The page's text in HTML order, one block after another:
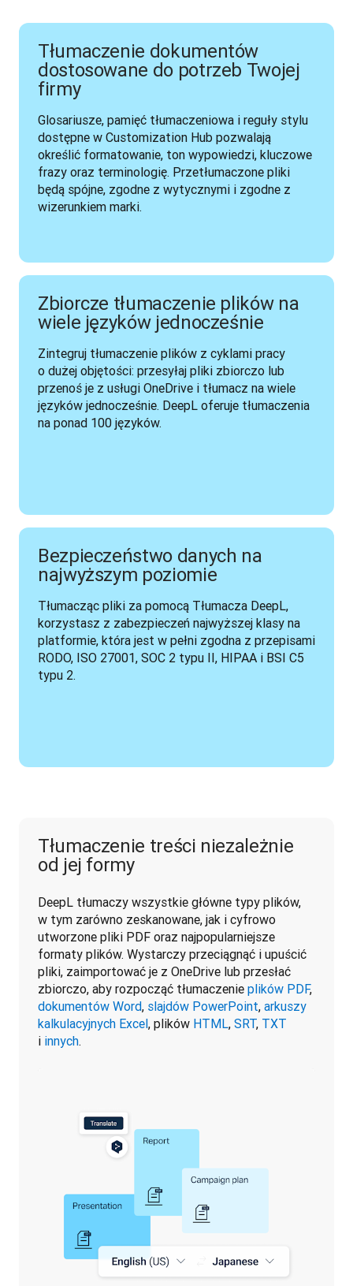
Tłumaczenie dokumentów
dostosowane do potrzeb Twojej
firmy
Glosariusze, pamięć tłumaczeniowa i reguły stylu
dostępne w Customization Hub pozwalają
określić formatowanie, ton wypowiedzi, kluczowe
frazy oraz terminologię. Przetłumaczone pliki
będą spójne, zgodne z wytycznymi i zgodne z
wizerunkiem marki.
Zbiorcze tłumaczenie plików na
wiele języków jednocześnie
Zintegruj tłumaczenie plików z cyklami pracy
o dużej objętości: przesyłaj pliki zbiorczo lub
przenoś je z usługi OneDrive i tłumacz na wiele
języków jednocześnie. DeepL oferuje tłumaczenia
na ponad 100 języków.
Bezpieczeństwo danych na
najwyższym poziomie
Tłumacząc pliki za pomocą Tłumacza DeepL,
korzystasz z zabezpieczeń najwyższej klasy na
platformie, która jest w pełni zgodna z przepisami
RODO, ISO 27001, SOC 2 typu II, HIPAA i BSI C5
typu 2.
Tłumaczenie treści niezależnie
od jej formy
DeepL tłumaczy wszystkie główne typy plików,
w tym zarówno zeskanowane, jak i cyfrowo
utworzone pliki PDF oraz najpopularniejsze
formaty plików. Wystarczy przeciągnąć i upuścić
pliki, zaimportować je z OneDrive lub przesłać
zbiorczo, aby rozpocząć tłumaczenie plików PDF
dokumentów Word, slajdów PowerPoint, arkuszy
kalkulacyjnych Excel, plików HTML, SRT, TXT
i innych.